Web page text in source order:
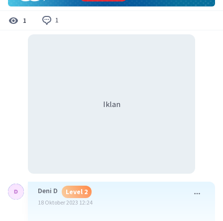
1 1
Iklan
Deni D Level 2
18 Oktober 2023 12:24